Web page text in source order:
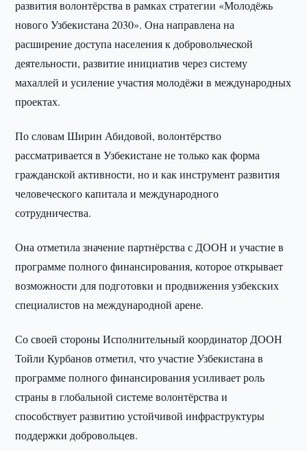
развития волонтёрства в рамках стратегии «Молодёжь
нового Узбекистана 2030». Она направлена на
расширение доступа населения к добровольческой
деятельности, развитие инициатив через систему
махаллей и усиление участия молодёжи в международных
проектах.
По словам Ширин Абидовой, волонтёрство
рассматривается в Узбекистане не только как форма
гражданской активности, но и как инструмент развития
человеческого капитала и международного
сотрудничества.
Она отметила значение партнёрства с ДООН и участие в
программе полного финансирования, которое открывает
возможности для подготовки и продвижения узбекских
специалистов на международной арене.
Со своей стороны Исполнительный координатор ДООН
Тойли Курбанов отметил, что участие Узбекистана в
программе полного финансирования усиливает роль
страны в глобальной системе волонтёрства и
способствует развитию устойчивой инфраструктуры
поддержки добровольцев.